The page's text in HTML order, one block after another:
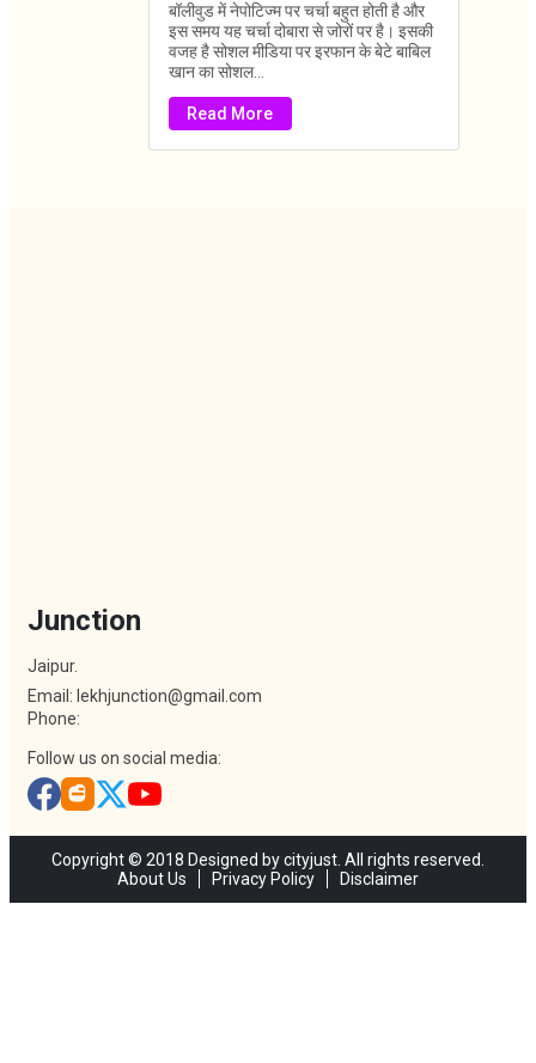
बॉलीवुड में नेपोटिज्म पर चर्चा बहुत होती है और
इस समय यह चर्चा दोबारा से जोरों पर है। इसकी
वजह है सोशल मीडिया पर इरफान के बेटे बाबिल
खान का सोशल...
Read More
Junction
Jaipur.
Email: lekhjunction@gmail.com
Phone:
Follow us on social media:
Copyright © 2018 Designed by cityjust. All rights reserved.
About Us
Privacy Policy Disclaimer